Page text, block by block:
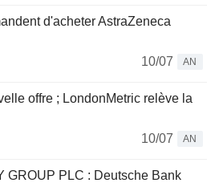
d'acheter AstraZeneca
10/07
AN
offre ; LondonMetric relève la
10/07
AN
GROUP PLC : Deutsche Bank